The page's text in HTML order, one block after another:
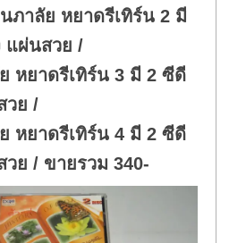
ภาลัย หยาดรีเทิร์น 2 มี
แผ่นสวย /
หยาดรีเทิร์น 3 มี 2 ซีดี
วย /
หยาดรีเทิร์น 4 มี 2 ซีดี
วย / ขายรวม 340-